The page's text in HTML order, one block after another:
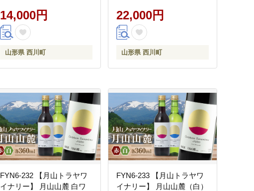
ルーツ 桃 もも ピーチ 化粧
箱 贈答 ギフト プレゼント
産地直送 山形県 西川町 月
14,000円
山形県 西川町
ーツ 桃 もも ピーチ 化粧箱
贈答 ギフト プレゼント 産
地直送 山形県 西川町 月山
22,000円
山形県 西川町
FYN6-232 【月山トラヤワ
イナリー】 月山山麓 白ワ
FYN6-233 【月山トラヤワ
イナリー】 月山山麓（白）